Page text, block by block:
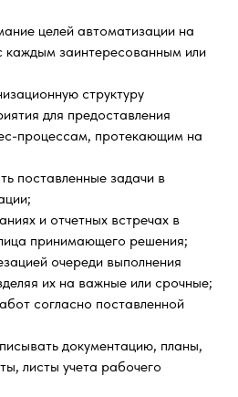
целей автоматизации на
каждым заинтересованным или
структуру
для предоставления
процессам, протекающим на
поставленные задачи в
и отчетных встречах в
принимающего решения;
очереди выполнения
их на важные или срочные;
согласно поставленной
документацию, планы,
листы учета рабочего